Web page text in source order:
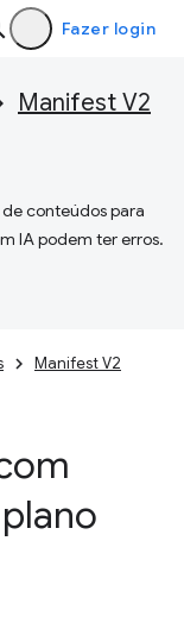
Fazer login
Manifest V2
conteúdos para
IA podem ter erros.
Manifest V2